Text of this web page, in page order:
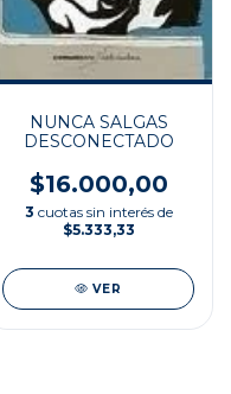
NUNCA SALGAS
DESCONECTADO
$16.000,00
3 cuotas sin interés de
$5.333,33
VER